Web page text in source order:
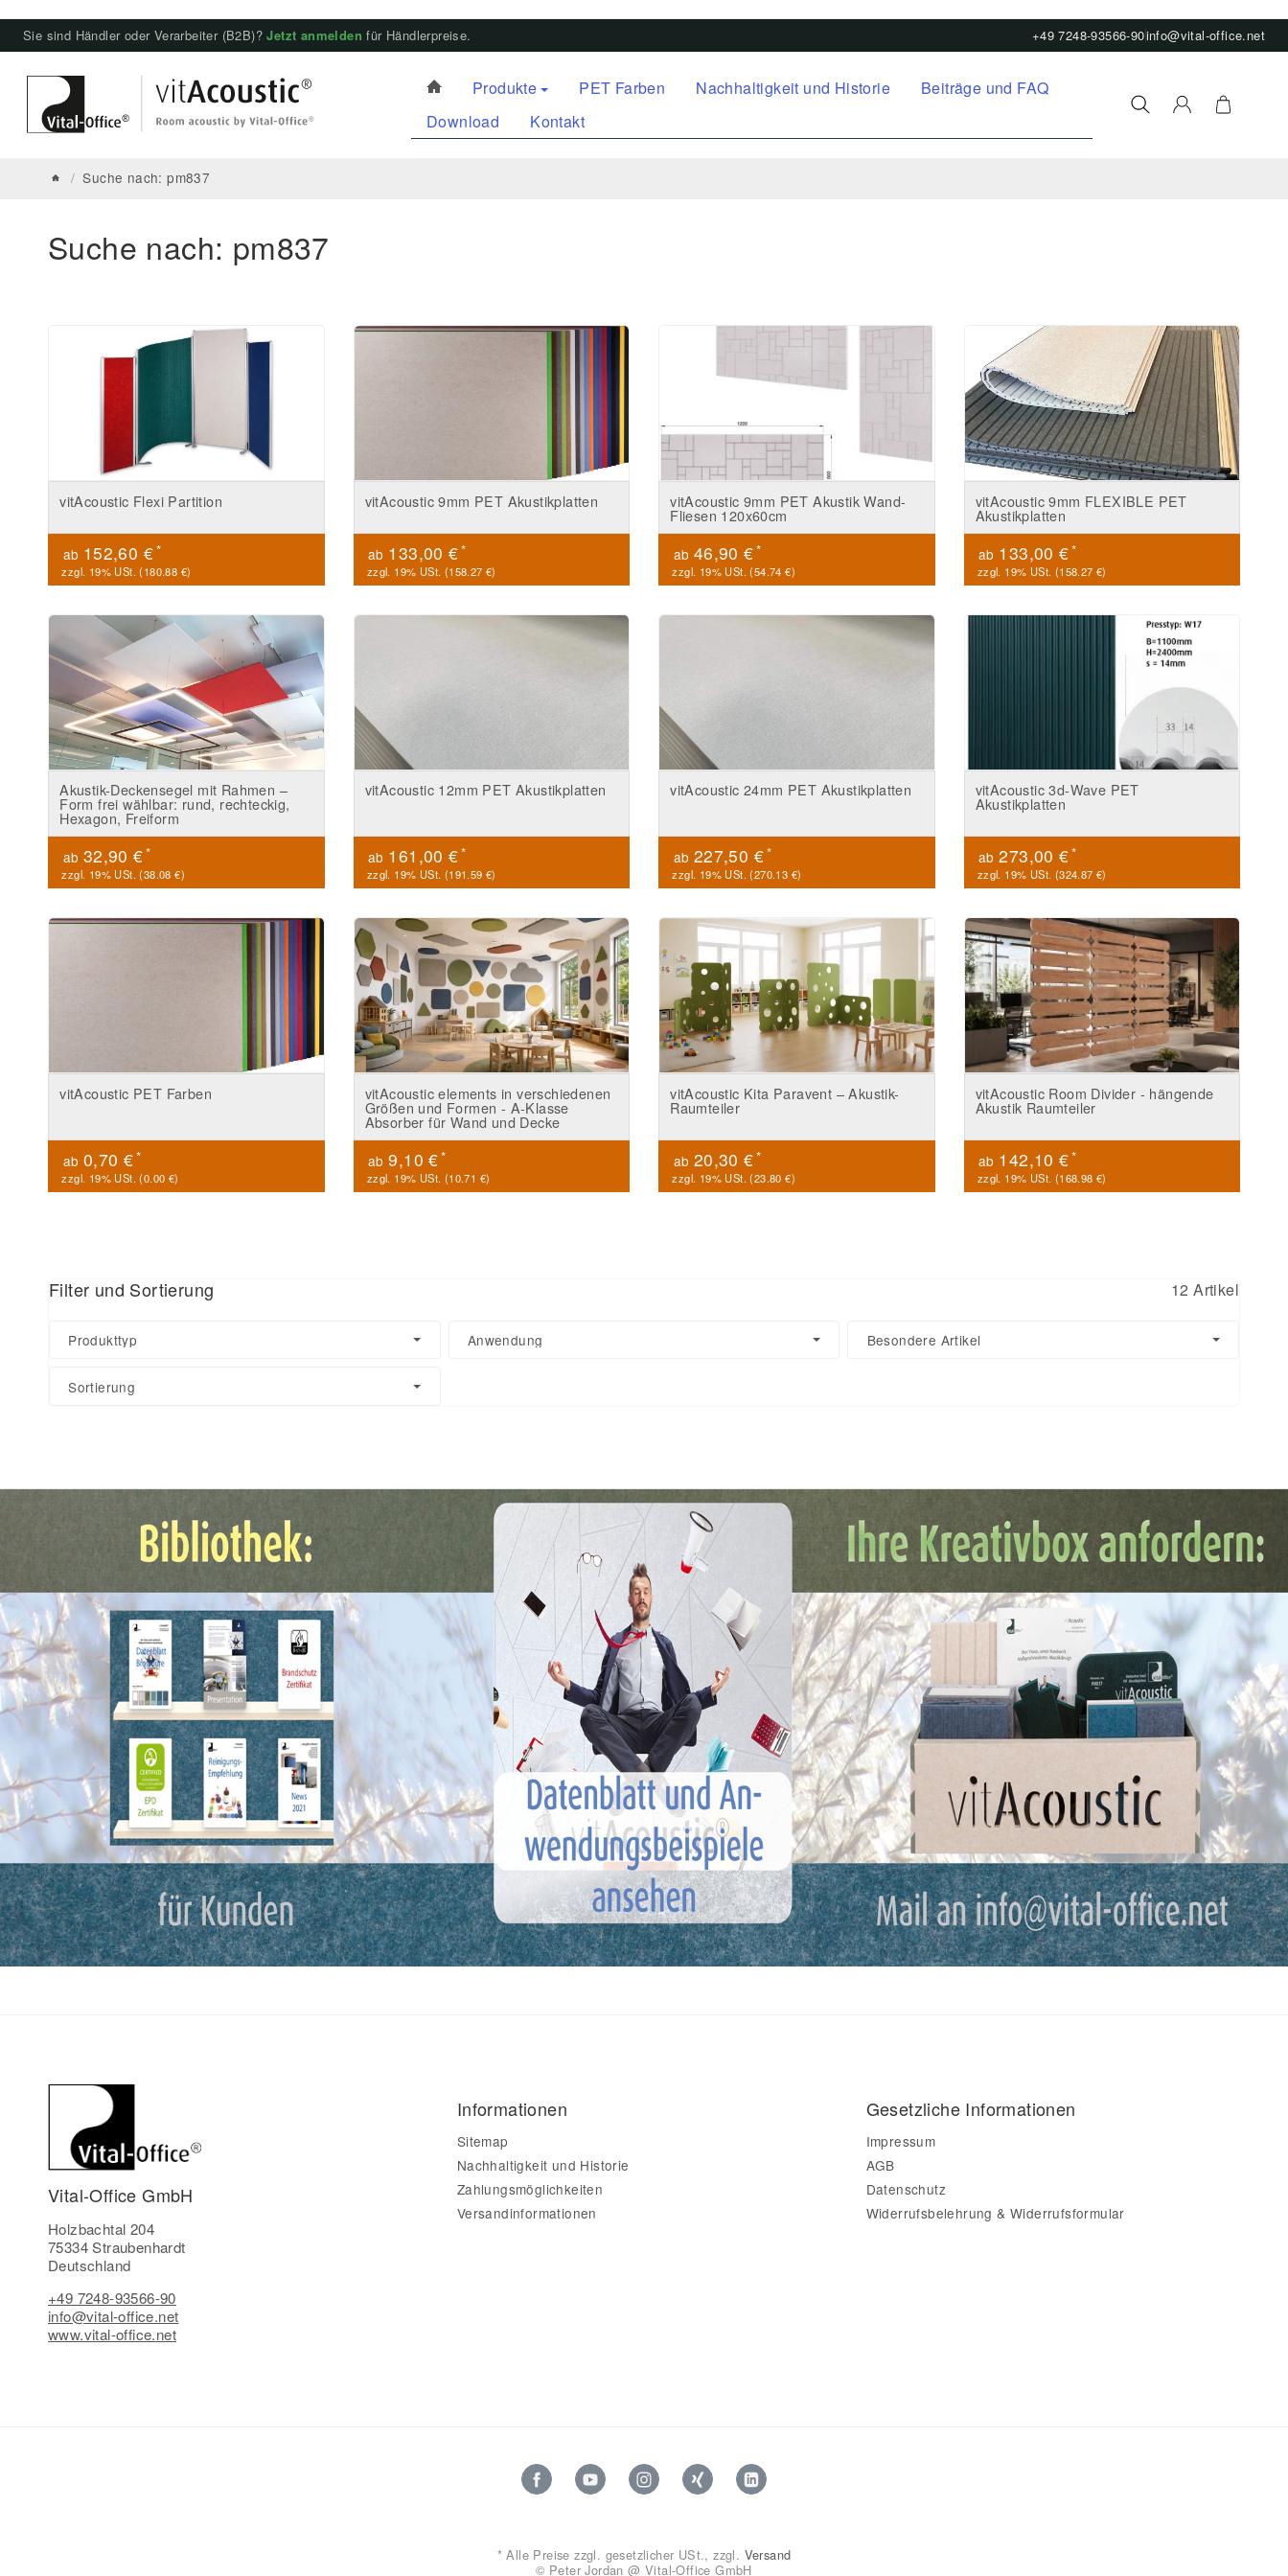
Sie sind Händler oder Verarbeiter (B2B)?Jetzt anmelden für Händlerpreise. +49 7248-93566-90info@vital-office.net
Produkte PET Farben Nachhaltigkeit und Historie
Beiträge und FAQ
Download
Kontakt
/ Suche nach: pm837
Suche nach: pm837
vitAcoustic Flexi Partition
ab 152,60 €*
zzgl. 19% USt. (180.88 €)
vitAcoustic 9mm PET Akustikplatten
ab 133,00 €*
zzgl. 19% USt. (158.27 €)
vitAcoustic 9mm PET Akustik Wand-
Fliesen 120x60cm
ab 46,90 €*
zzgl. 19% USt. (54.74 €)
vitAcoustic 9mm FLEXIBLE PET
Akustikplatten
ab 133,00 €*
zzgl. 19% USt. (158.27 €)
Akustik-Deckensegel mit Rahmen –
Form frei wählbar: rund, rechteckig,
Hexagon, Freiform
ab 32,90 €*
zzgl. 19% USt. (38.08 €)
vitAcoustic 12mm PET Akustikplatten
ab 161,00 €*
zzgl. 19% USt. (191.59 €)
vitAcoustic 24mm PET Akustikplatten
ab 227,50 €*
zzgl. 19% USt. (270.13 €)
vitAcoustic 3d-Wave PET
Akustikplatten
ab 273,00 €*
zzgl. 19% USt. (324.87 €)
vitAcoustic PET Farben
ab 0,70 €*
zzgl. 19% USt. (0.00 €)
vitAcoustic elements in verschiedenen
Größen und Formen - A-Klasse
Absorber für Wand und Decke
ab 9,10 €*
zzgl. 19% USt. (10.71 €)
vitAcoustic Kita Paravent – Akustik-
Raumteiler
ab 20,30 €*
zzgl. 19% USt. (23.80 €)
vitAcoustic Room Divider - hängende
Akustik Raumteiler
ab 142,10 €*
zzgl. 19% USt. (168.98 €)
Filter und Sortierung 12 Artikel
Produkttyp Anwendung Besondere Artikel
Sortierung
Vital-Office GmbH
Holzbachtal 204
75334 Straubenhardt
Deutschland
+49 7248-93566-90
info@vital-office.net
www.vital-office.net
Informationen
Sitemap
Nachhaltigkeit und Historie
Zahlungsmöglichkeiten
Versandinformationen
Gesetzliche Informationen
Impressum
AGB
Datenschutz
Widerrufsbelehrung & Widerrufsformular
*Alle Preise zzgl. gesetzlicher USt., zzgl. Versand
© Peter Jordan @ Vital-Office GmbH